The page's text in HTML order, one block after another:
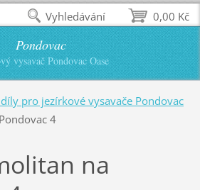
Pondovac
vysavač Pondovac Oase
pro jezírkové vysavače Pondovac
4
na
0,00 Kč
Vyhledávání